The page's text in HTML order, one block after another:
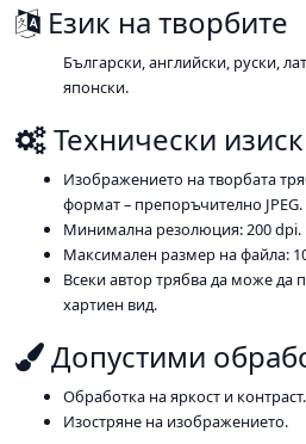
Език на творбите
Български, английски, руски,
японски.
Технически
Изображението на творбата
формат – препоръчително JPEG.
Минимална резолюция: 200 dpi.
Максимален размер на файла:
Всеки автор трябва да може да
хартиен вид.
Допустими
Обработка на яркост и контраст.
Изостряне на изображението.